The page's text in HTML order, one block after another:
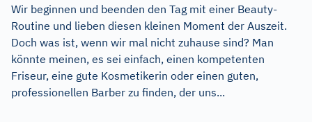
Wir beginnen und beenden den Tag mit einer Beauty-
Routine und lieben diesen kleinen Moment der Auszeit.
Doch was ist, wenn wir mal nicht zuhause sind? Man
könnte meinen, es sei einfach, einen kompetenten
Friseur, eine gute Kosmetikerin oder einen guten,
professionellen Barber zu finden, der uns...